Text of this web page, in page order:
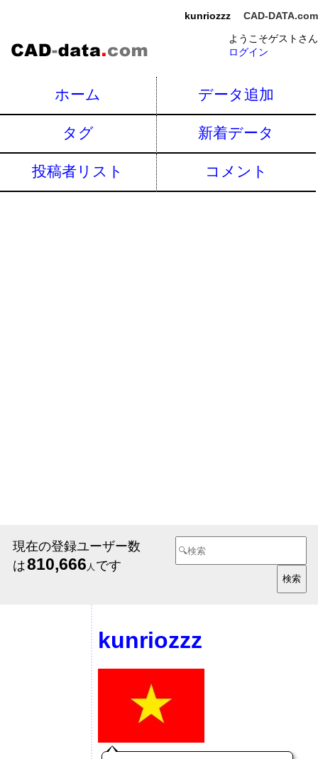
kunriozzz
CAD-DATA.com
ようこそゲストさん
ログイン
ホーム データ追加
タグ 新着データ
投稿者リスト コメント
現在の登録ユーザー数
は810,666 人 です
kunriozzz